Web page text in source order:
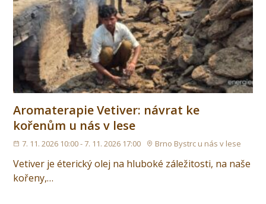
Aromaterapie Vetiver: návrat ke
kořenům u nás v lese
7. 11. 2026 10:00 - 7. 11. 2026 17:00 Brno Bystrc u nás v lese
Vetiver je éterický olej na hluboké záležitosti, na naše
kořeny,…